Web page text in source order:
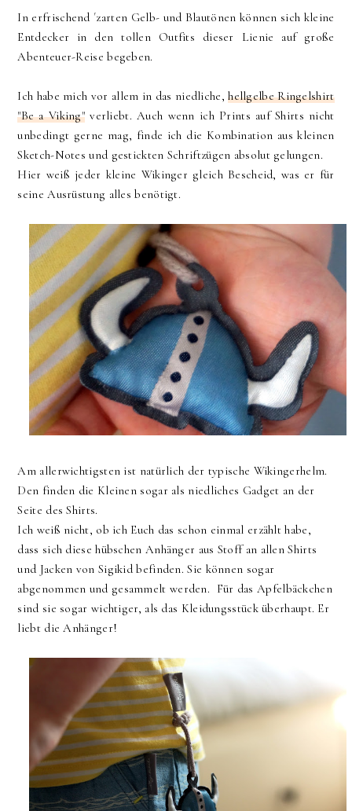
In erfrischend ´zarten Gelb- und Blautönen können sich kleine
Entdecker in den tollen Outfits dieser Lienie auf große
Abenteuer-Reise begeben.
Ich habe mich vor allem in das niedliche,hellgelbe Ringelshirt
"Be a Viking" verliebt. Auch wenn ich Prints auf Shirts nicht
unbedingt gerne mag, finde ich die Kombination aus kleinen
Sketch-Notes und gestickten Schriftzügen absolut gelungen.
Hier weiß jeder kleine Wikinger gleich Bescheid, was er für
seine Ausrüstung alles benötigt.
Am allerwichtigsten ist natürlich der typische Wikingerhelm.
Den finden die Kleinen sogar als niedliches Gadget an der
Seite des Shirts.
Ich weiß nicht, ob ich Euch das schon einmal erzählt habe,
dass sich diese hübschen Anhänger aus Stoff an allen Shirts
und Jacken von Sigikid befinden. Sie können sogar
abgenommen und gesammelt werden. Für das Apfelbäckchen
sind sie sogar wichtiger, als das Kleidungsstück überhaupt. Er
liebt die Anhänger!